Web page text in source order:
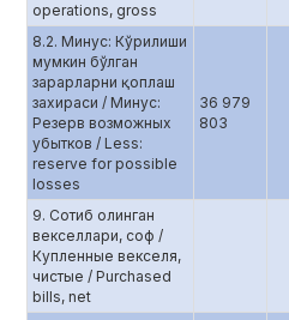
operations, gross
8.2. Минус: Кўрилиши
мумкин бўлган
зарарларни қоплаш
захираси / Минус:
Резерв возможных
убытков / Less:
reserve for possible
losses
36 979
803
9. Сотиб олинган
векселлари, соф /
Купленные векселя,
чистые / Purchased
bills, net